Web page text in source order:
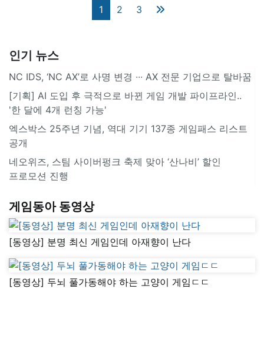
1 2 3
인기 뉴스
NC IDS, ‘NC AX’로 사명 변경 ∙∙∙ AX 전문 기업으로 탈바꿈
[기획] AI 도입 후 극적으로 바뀐 게임 개발 파이프라인..
'한 달에 4개 런칭 가능'
엑스박스 25주년 기념, 역대 기기 137종 게임패스 리스트
공개
네오위즈, 스팀 사이버펑크 축제 맞아 ‘산나비’ 할인
프로모션 진행
게임동아 동영상
[동영상] 분명 최신 게임인데 아재향이 난다
[동영상] 두뇌 풀가동해야 하는 고양이 게임ㄷㄷ